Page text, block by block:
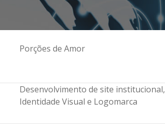
Porções de Amor
Desenvolvimento de site institucional,
Identidade Visual e Logomarca